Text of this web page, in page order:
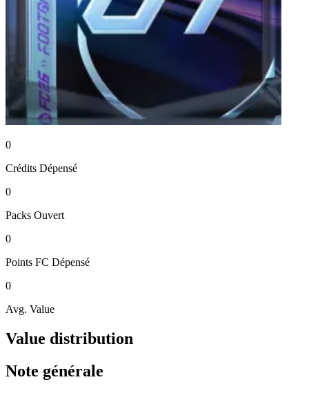
0
Crédits Dépensé
0
Packs Ouvert
0
Points FC Dépensé
0
Avg. Value
Value distribution
Note générale